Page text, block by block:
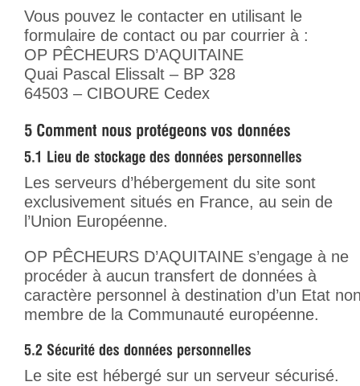
Vous pouvez le contacter en utilisant le
formulaire de contact ou par courrier à :
OP PÊCHEURS D’AQUITAINE
Quai Pascal Elissalt – BP 328
64503 – CIBOURE Cedex
Les serveurs d’hébergement du site sont
exclusivement situés en France, au sein de
l’Union Européenne.
OP PÊCHEURS D’AQUITAINE s’engage à ne
procéder à aucun transfert de données à
caractère personnel à destination d’un Etat
membre de la Communauté européenne.
Le site est hébergé sur un serveur sécurisé.